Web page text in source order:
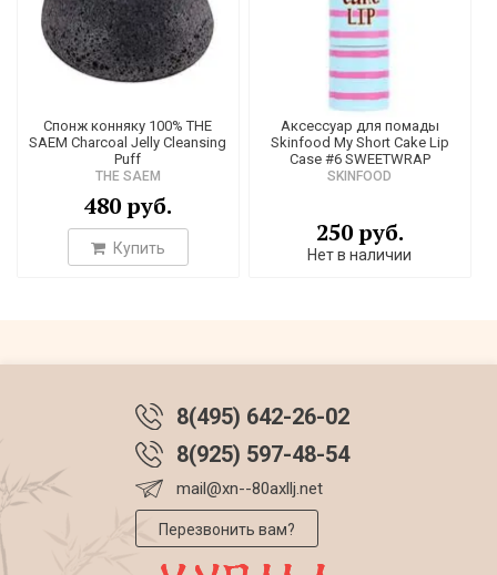
Спонж конняку 100% THE
SAEM Charcoal Jelly Cleansing
Puff
THE SAEM
480 руб.
Купить
Аксессуар для помады
Skinfood My Short Cake Lip
Case #6 SWEETWRAP
SKINFOOD
250 руб.
Нет в наличии
8(495) 642-26-02
8(925) 597-48-54
mail@xn--80axllj.net
Перезвонить вам?